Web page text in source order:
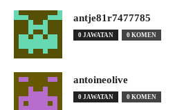
antje81r7477785
0 JAWATAN 0 KOMEN
antoineolive
0 JAWATAN 0 KOMEN